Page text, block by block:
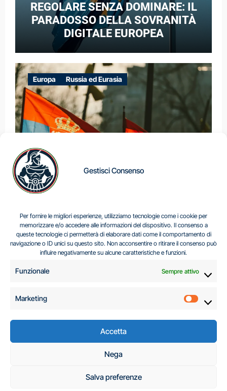
Gestisci Consenso
Per fornire le migliori esperienze, utilizziamo tecnologie come i cookie per
memorizzare e/o accedere alle informazioni del dispositivo. Il consenso a
queste tecnologie ci permetterà di elaborare dati come il comportamento di
navigazione o ID unici su questo sito. Non acconsentire o ritirare il consenso può
influire negativamente su alcune caratteristiche e funzioni.
Funzionale Sempre attivo
Marketing
Accetta
Nega
Salva preferenze
REGOLARE SENZA DOMINARE: IL
PARADOSSO DELLA SOVRANITÀ
DIGITALE EUROPEA
Europa Russia ed Eurasia
Centro Analisi e Studi Italus © Tutti i diritti riservati
C.A.S.I. – Centro
Analisi e Studi Italus